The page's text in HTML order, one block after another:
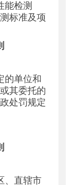
能检测
标准及项
的单位和
其委托的
处罚规定
、直辖市